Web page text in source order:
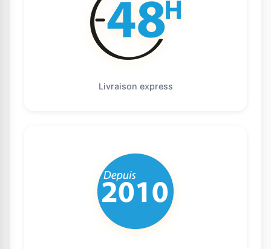
Livraison express